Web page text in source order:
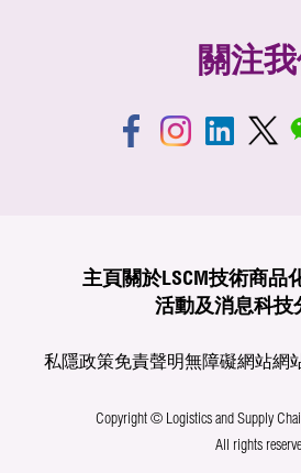
關注
主頁 關於LSCM技術商品
活動及消息科技
私隱政策免責聲明無障礙網站網
Copyright © Logistics and Supply
All rights